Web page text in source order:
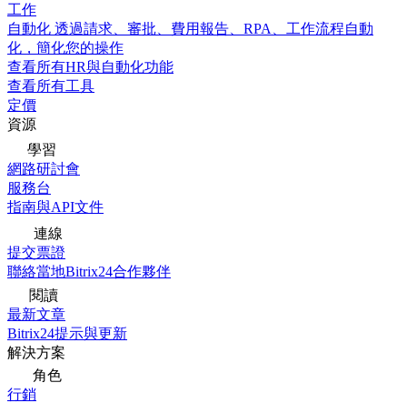
工作
自動化 透過請求、審批、費用報告、RPA、工作流程自動
化，簡化您的操作
查看所有HR與自動化功能
查看所有工具
定價
資源
學習
網路研討會
服務台
指南與API文件
連線
提交票證
聯絡當地Bitrix24合作夥伴
閱讀
最新文章
Bitrix24提示與更新
解決方案
角色
行銷